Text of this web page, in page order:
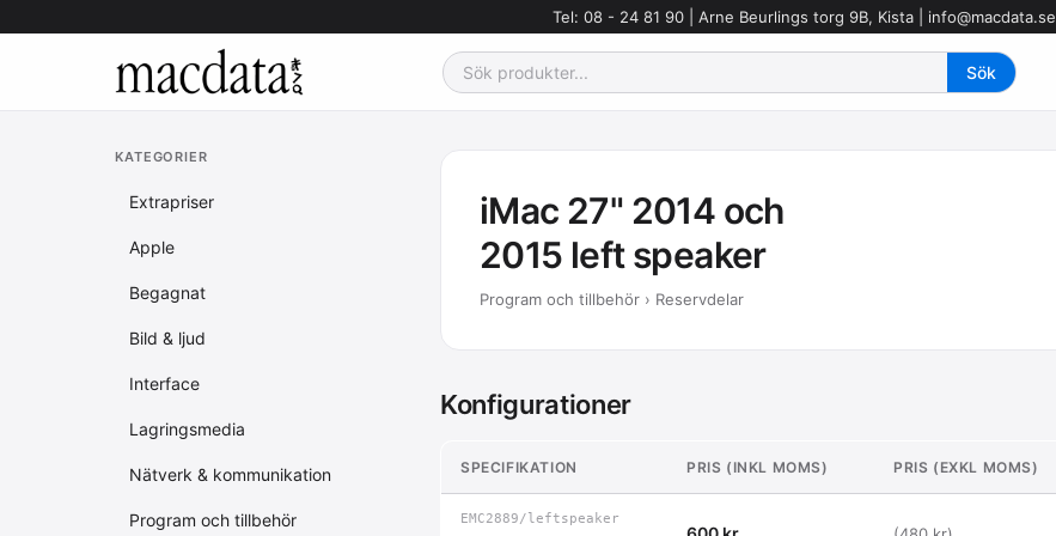
Tel: 08 - 24 81 90 | Arne Beurlings torg 9B, Kista | info@macdata.se
KATEGORIER
Extrapriser
Apple
Begagnat
Bild & ljud
Interface
Lagringsmedia
Nätverk & kommunikation
Program och tillbehör
iMac 27" 2014 och
2015 left speaker
Program och tillbehör › Reservdelar
Konfigurationer
SPECIFIKATION PRIS (INKL MOMS) PRIS (EXKL MOMS)
EMC2889/leftspeaker